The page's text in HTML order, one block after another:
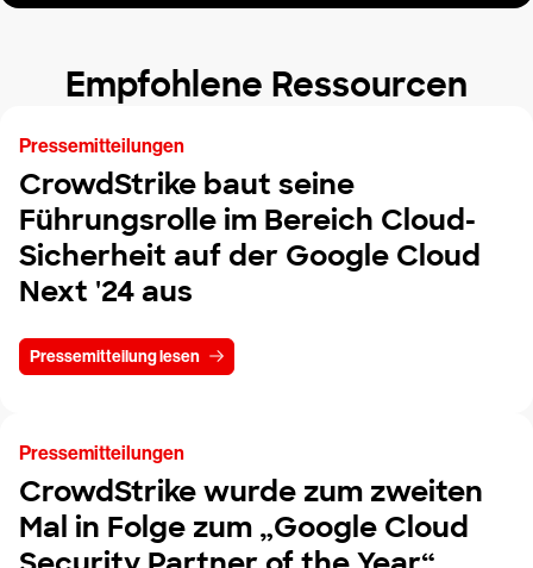
Empfohlene Ressourcen
Pressemitteilungen
CrowdStrike baut seine
Führungsrolle im Bereich Cloud-
Sicherheit auf der Google Cloud
Next '24 aus
Pressemitteilung lesen
Pressemitteilungen
CrowdStrike wurde zum zweiten
Mal in Folge zum „Google Cloud